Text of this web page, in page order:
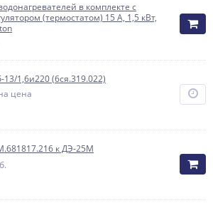
в комплекте с
(термостатом) 15 А, 1,5 кВт,
1,6и220 (6ся.319.022)
цена
к ДЭ-25М